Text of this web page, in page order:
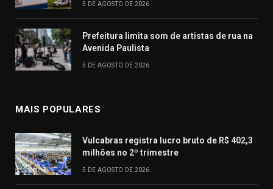
5 DE AGOSTO DE 2026
Prefeitura limita som de artistas de rua na
Avenida Paulista
5 DE AGOSTO DE 2026
MAIS POPULARES
Vulcabras registra lucro bruto de R$ 402,3
milhões no 2º trimestre
5 DE AGOSTO DE 2026